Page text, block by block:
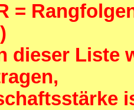
=
dieser Liste